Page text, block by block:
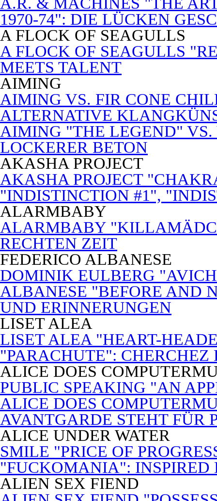
1970-74": DIE LÜCKEN
A FLOCK OF SEAGULLS
A FLOCK OF SEAGULLS
MEETS TALENT
AIMING
AIMING VS. FIR CONE
ALTERNATIVE
AIMING "THE LEGEND"
LOCKERER BETON
AKASHA PROJECT
AKASHA PROJECT
"INDISTINCTION #1",
ALARMBABY
ALARMBABY
RECHTEN ZEIT
FEDERICO ALBANESE
DOMINIK EULBERG
ALBANESE "BEFORE AND
UND ERINNERUNGEN
LISET ALEA
LISET ALEA "HEART-
"PARACHUTE": CHERCHEZ
ALICE DOES
PUBLIC SPEAKING "AN
ALICE DOES
AVANTGARDE STEHT FÜR
ALICE UNDER WATER
SMILE "PRICE OF
"FUCKOMANIA": INSPIRED
ALIEN SEX FIEND